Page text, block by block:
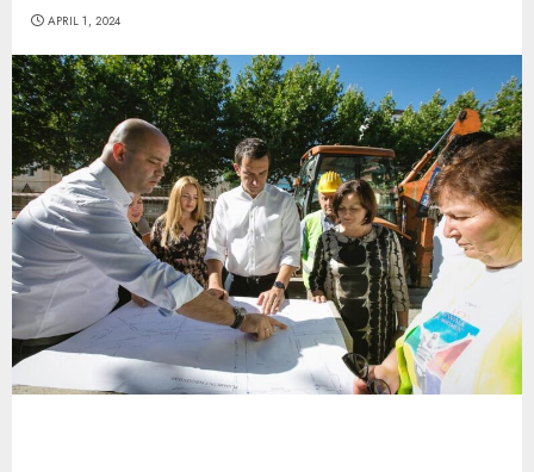
APRIL 1, 2024